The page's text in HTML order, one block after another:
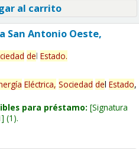
al carrito
San Antonio Oeste,
del Estado.
Eléctrica, Sociedad del Estado,
para préstamo: Signatura
(1).